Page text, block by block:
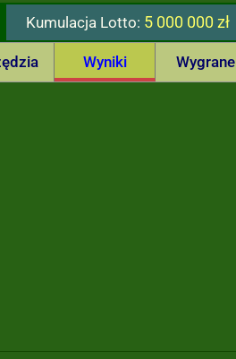
Kumulacja Lotto: 5 000 000 zł
Wyniki Wygrane